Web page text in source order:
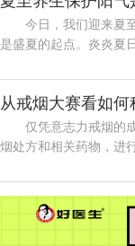
今日，我们迎来夏
是盛夏的起点。炎炎夏
从戒烟大赛看如
仅凭意志力戒烟的
烟处方和相关药物，进